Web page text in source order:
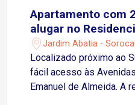
Apartamento com
alugar no
Jardim Abatia -
Localizado próximo ao
fácil acesso às
Emanuel de Almeida. A